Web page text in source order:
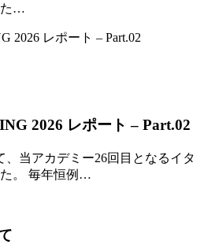
た…
2026 レポート – Part.02
、当アカデミー26回目となるイタ
。 毎年恒例…